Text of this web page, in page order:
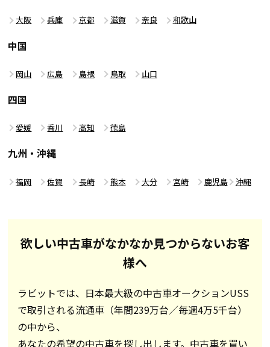
大阪 兵庫 京都 滋賀 奈良 和歌山
中国
岡山 広島 島根 鳥取 山口
四国
愛媛 香川 高知 徳島
九州・沖縄
福岡 佐賀 長崎 熊本 大分 宮崎 鹿児島 沖縄
欲しい中古車がなかなか見つからないお客
様へ
ラビットでは、日本最大級の中古車オークションUSS
で取引される流通車（年間239万台／毎週4万5千台）
の中から、
あなたの希望の中古車を探し出します。中古車を買い